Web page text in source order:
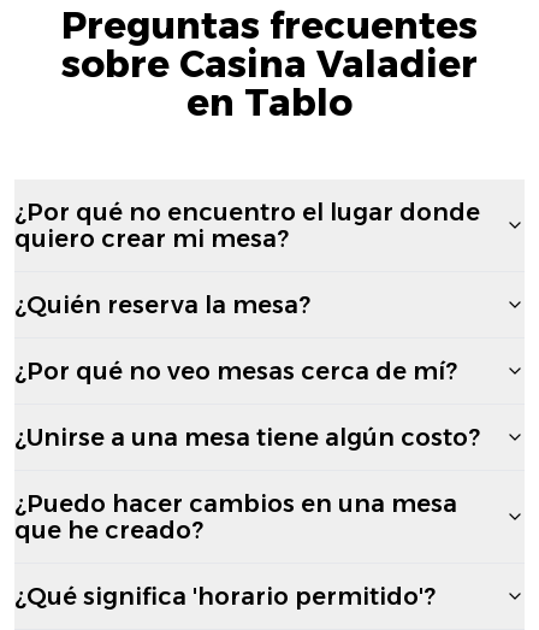
Preguntas frecuentes
sobre Casina Valadier
en Tablo
¿Por qué no encuentro el lugar donde
quiero crear mi mesa?
¿Quién reserva la mesa?
¿Por qué no veo mesas cerca de mí?
¿Unirse a una mesa tiene algún costo?
¿Puedo hacer cambios en una mesa
que he creado?
¿Qué significa 'horario permitido'?